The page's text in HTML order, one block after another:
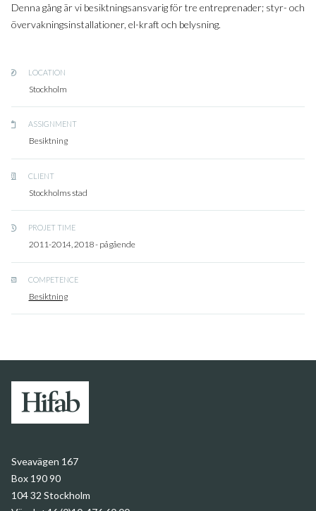
Denna gång är vi besiktningsansvarig för tre entreprenader; styr- och
övervakningsinstallationer, el-kraft och belysning.
LOCATION
Stockholm
ASSIGNMENT
Besiktning
CLIENT
Stockholms stad
PROJET TIME
2011-2014, 2018 - pågående
COMPETENCE
Besiktning
Sveavägen 167
Box 190 90
104 32 Stockholm